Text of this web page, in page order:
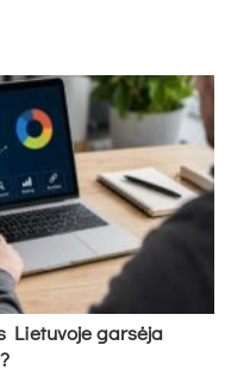
Lietuvoje garsėja